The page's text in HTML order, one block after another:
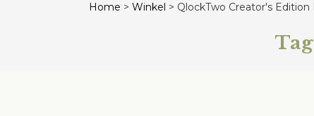
Home > Winkel > QlockTwo Creator's Edition